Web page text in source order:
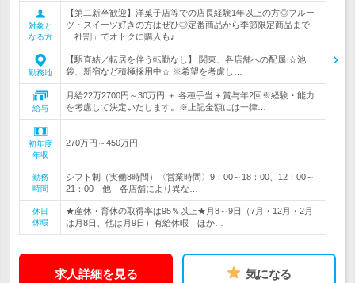
対象と
なる方
【第二新卒歓迎】洋菓子店等での店長経験1年以上の方◎フルー
ツ・スイーツ好きの方はぜひ◎定番商品から季節限定商品まで
「社割」でオトクに購入も♪
勤務地
【駅直結／転居を伴う転勤なし】 関東、各店舗への配属 ☆池
袋、新宿など積極採用中☆ ※希望を考慮し…
給与
月給22万2700円～30万円 ＋ 各種手当 + 賞与年2回※経験・能力
を考慮して決定いたします。※上記金額には一律…
初年度
年収
270万円～450万円
勤務
時間
シフト制（実働8時間）〈営業時間〉9：00～18：00、12：00～
21：00 他 各店舗により異な…
休日
休暇
★産休・育休の取得率は95％以上★月8～9日（7月・12月・2月
は月8日、他は月9日）有給休暇 ほか…
求人詳細を見る 気になる